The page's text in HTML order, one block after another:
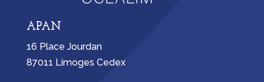
APAN
16 Place Jourdan
87011 Limoges Cedex